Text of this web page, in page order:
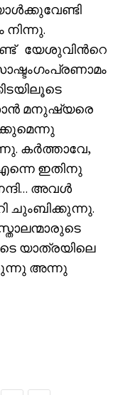
നിന്നു.
യേശുവിൻറെ
മനുഷ്യരെ
കർത്താവേ,
ഇതിനു
അവൾ
ചുംബിക്കുന്നു.
യാത്രയിലെ
അന്നു